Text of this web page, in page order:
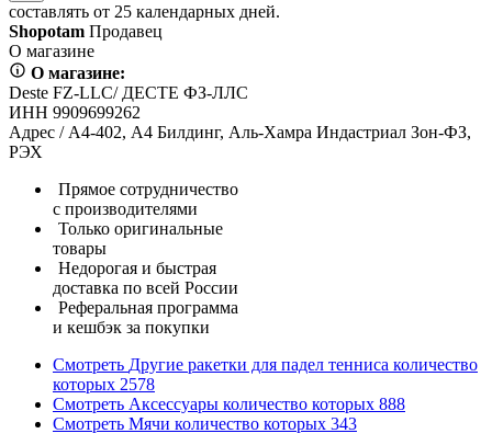
составлять от 25 календарных дней.
Shopotam Продавец
О магазине
О магазине:
Deste FZ-LLC/ ДЕСТЕ ФЗ-ЛЛС
ИНН 9909699262
Адрес / А4-402, А4 Билдинг, Аль-Хамра Индастриал Зон-ФЗ,
РЭХ
Прямое сотрудничество
с производителями
Только оригинальные
товары
Недорогая и быстрая
доставка по всей России
Реферальная программа
и кешбэк за покупки
Смотреть Другие ракетки для падел тенниса количество
которых 2578
Смотреть Аксессуары количество которых 888
Смотреть Мячи количество которых 343